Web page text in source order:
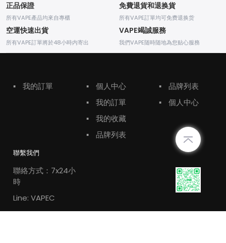
正品保證
所有VAPE產品均來自專櫃
免費退貨和退换貨
所有VAPE訂單均可免费退换货
空運快速出貨
所有VAPE訂單將於48小時内寄出
VAPE竭誠服務
我們VAPE随時随地為您贴心服務
▪ 我的訂單 ▪
個人中心
▪
我的訂單
▪
我的收藏
▪
品牌列表
▪
品牌列表
▪
個人中心
聯繫我們
聯絡方式：7x24小
時
Line: VAPEC